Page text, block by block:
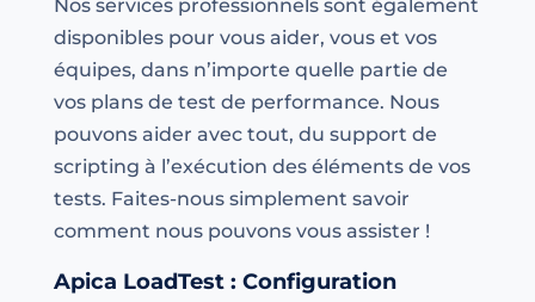
Nos services professionnels sont également
disponibles pour vous aider, vous et vos
équipes, dans n’importe quelle partie de
vos plans de test de performance. Nous
pouvons aider avec tout, du support de
scripting à l’exécution des éléments de vos
tests. Faites-nous simplement savoir
comment nous pouvons vous assister !
Apica LoadTest : Configuration